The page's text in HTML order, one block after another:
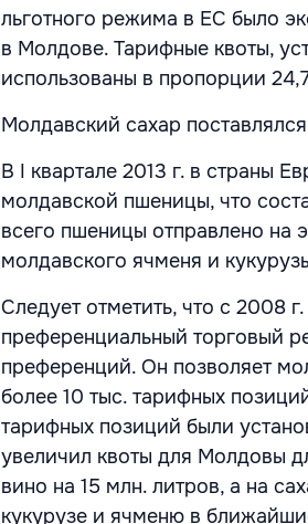
льготного режима в ЕС было
в Молдове. Тарифные квоты,
использованы в пропорции
Молдавский сахар
В I квартале 2013 г. в страны
молдавской пшеницы, что
всего пшеницы отправлено на
молдавского ячменя и
Следует отметить, что с 2008
преференциальный торговый
преференций. Он позволяет
более 10 тыс. тарифных
тарифных позиций были
увеличил квоты для Молдовы
вино на 15 млн. литров, а на
кукурузе и ячменю в